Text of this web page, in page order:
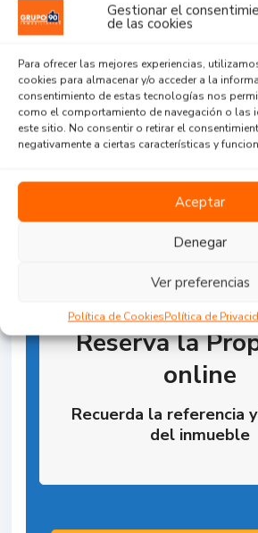
Gestionar el
de las cookies
Para ofrecer las mejores experiencias,
cookies para almacenar y/o acceder a la
consentimiento de estas tecnologías nos
como el comportamiento de navegación o las
este sitio. No consentir o retirar el
negativamente a ciertas características y
Aceptar
Denegar
Ver preferencias
Política de CookiesPolítica de
Agent Reviews
...
Reserva la
online
Recuerda la referencia
del inmueble